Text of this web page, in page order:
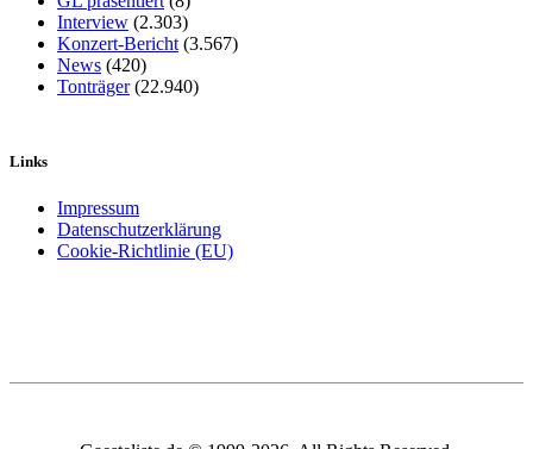
Interview (2.303)
Konzert-Bericht (3.567)
News (420)
Tonträger(22.940)
Links
Impressum
Datenschutzerklärung
Cookie-Richtlinie (EU)